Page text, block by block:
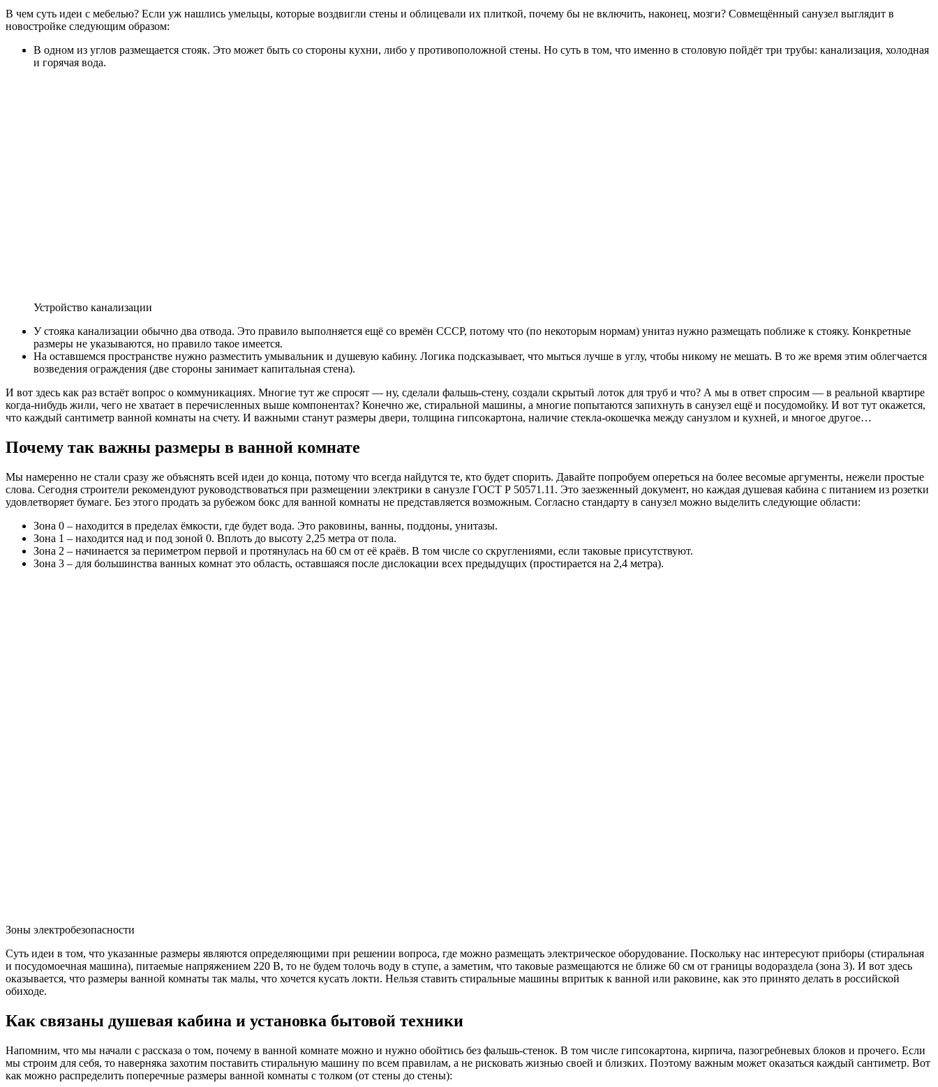
В чем суть идеи с мебелью? Если уж нашлись умельцы, которые воздвигли стены и облицевали их плиткой, почему бы не включить, наконец, мозги? Совмещённый санузел выглядит в
новостройке следующим образом:
В одном из углов размещается стояк. Это может быть со стороны кухни, либо у противоположной стены. Но суть в том, что именно в столовую пойдёт три трубы: канализация, холодная
и горячая вода.
Устройство канализации
У стояка канализации обычно два отвода. Это правило выполняется ещё со времён СССР, потому что (по некоторым нормам) унитаз нужно размещать поближе к стояку. Конкретные
размеры не указываются, но правило такое имеется.
На оставшемся пространстве нужно разместить умывальник и душевую кабину. Логика подсказывает, что мыться лучше в углу, чтобы никому не мешать. В то же время этим облегчается
возведения ограждения (две стороны занимает капитальная стена).
И вот здесь как раз встаёт вопрос о коммуникациях. Многие тут же спросят — ну, сделали фальшь-стену, создали скрытый лоток для труб и что? А мы в ответ спросим — в реальной квартире
когда-нибудь жили, чего не хватает в перечисленных выше компонентах? Конечно же, стиральной машины, а многие попытаются запихнуть в санузел ещё и посудомойку. И вот тут окажется,
что каждый сантиметр ванной комнаты на счету. И важными станут размеры двери, толщина гипсокартона, наличие стекла-окошечка между санузлом и кухней, и многое другое…
Почему так важны размеры в ванной комнате
Мы намеренно не стали сразу же объяснять всей идеи до конца, потому что всегда найдутся те, кто будет спорить. Давайте попробуем опереться на более весомые аргументы, нежели простые
слова. Сегодня строители рекомендуют руководствоваться при размещении электрики в санузле ГОСТ Р 50571.11. Это заезженный документ, но каждая душевая кабина с питанием из розетки
удовлетворяет бумаге. Без этого продать за рубежом бокс для ванной комнаты не представляется возможным. Согласно стандарту в санузел можно выделить следующие области:
Зона 0 – находится в пределах ёмкости, где будет вода. Это раковины, ванны, поддоны, унитазы.
Зона 1 – находится над и под зоной 0. Вплоть до высоту 2,25 метра от пола.
Зона 2 – начинается за периметром первой и протянулась на 60 см от её краёв. В том числе со скруглениями, если таковые присутствуют.
Зона 3 – для большинства ванных комнат это область, оставшаяся после дислокации всех предыдущих (простирается на 2,4 метра).
Зоны электробезопасности
Суть идеи в том, что указанные размеры являются определяющими при решении вопроса, где можно размещать электрическое оборудование. Поскольку нас интересуют приборы (стиральная
и посудомоечная машина), питаемые напряжением 220 В, то не будем толочь воду в ступе, а заметим, что таковые размещаются не ближе 60 см от границы водораздела (зона 3). И вот здесь
оказывается, что размеры ванной комнаты так малы, что хочется кусать локти. Нельзя ставить стиральные машины впритык к ванной или раковине, как это принято делать в российской
обиходе.
Как связаны душевая кабина и установка бытовой техники
Напомним, что мы начали с рассказа о том, почему в ванной комнате можно и нужно обойтись без фальшь-стенок. В том числе гипсокартона, кирпича, пазогребневых блоков и прочего. Если
мы строим для себя, то наверняка захотим поставить стиральную машину по всем правилам, а не рисковать жизнью своей и близких. Поэтому важным может оказаться каждый сантиметр. Вот
как можно распределить поперечные размеры ванной комнаты с толком (от стены до стены):